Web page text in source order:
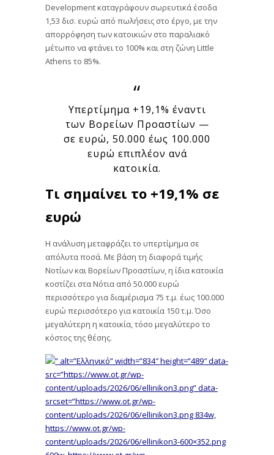
Development καταγράφουν σωρευτικά έσοδα
1,53 δισ. ευρώ από πωλήσεις στο έργο, με την
απορρόφηση των κατοικιών στο παραλιακό
μέτωπο να φτάνει το 100% και στη ζώνη Little
Athens το 85%.
Υπερτίμημα +19,1% έναντι
των Βορείων Προαστίων —
σε ευρώ, 50.000 έως 100.000
ευρώ επιπλέον ανά
κατοικία.
Τι σημαίνει το +19,1% σε
ευρώ
Η ανάλυση μεταφράζει το υπερτίμημα σε
απόλυτα ποσά. Με βάση τη διαφορά τιμής
Νοτίων και Βορείων Προαστίων, η ίδια κατοικία
κοστίζει στα Νότια από 50.000 ευρώ
περισσότερο για διαμέρισμα 75 τ.μ. έως 100.000
ευρώ περισσότερο για κατοικία 150 τ.μ. Όσο
μεγαλύτερη η κατοικία, τόσο μεγαλύτερο το
κόστος της θέσης.
” alt=”Ελληνικό” width=”834″ height=”489″ data-
src=”https://www.ot.gr/wp-
content/uploads/2026/06/ellinikon3.png” data-
srcset=”https://www.ot.gr/wp-
content/uploads/2026/06/ellinikon3.png 834w,
https://www.ot.gr/wp-
content/uploads/2026/06/ellinikon3-600×352.png